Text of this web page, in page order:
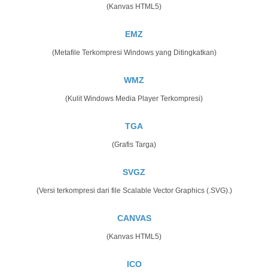
(Kanvas HTML5)
EMZ
(Metafile Terkompresi Windows yang Ditingkatkan)
WMZ
(Kulit Windows Media Player Terkompresi)
TGA
(Grafis Targa)
SVGZ
(Versi terkompresi dari file Scalable Vector Graphics (.SVG).)
CANVAS
(Kanvas HTML5)
ICO